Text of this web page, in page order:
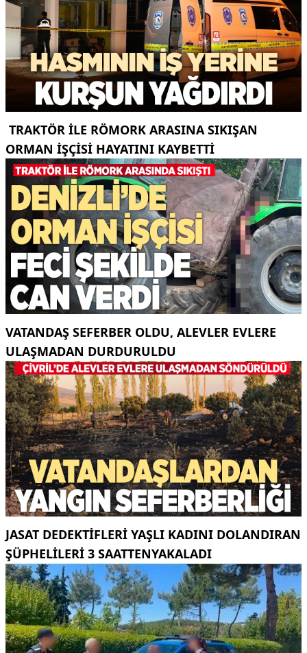
TRAKTÖR ILE RÖMORK ARASINA SIKIŞAN
ORMAN IŞÇISI HAYATINI KAYBETTI
VATANDAŞ SEFERBER OLDU, ALEVLER EVLERE
ULAŞMADAN DURDURULDU
JASAT DEDEKTIFLERI YAŞLI KADINI DOLANDIRAN
ŞÜPHELILERI 3 SAATTENYAKALADI